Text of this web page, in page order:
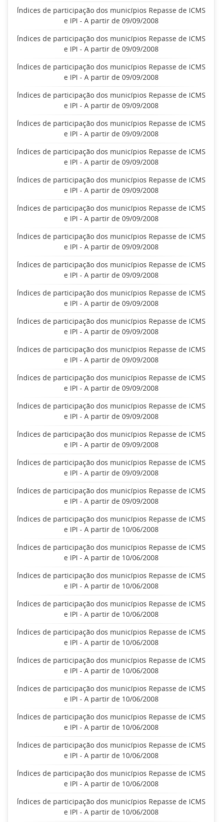
Índices de participação dos municípios Repasse de ICMS
e IPI - A partir de 09/09/2008
Índices de participação dos municípios Repasse de ICMS
e IPI - A partir de 09/09/2008
Índices de participação dos municípios Repasse de ICMS
e IPI - A partir de 09/09/2008
Índices de participação dos municípios Repasse de ICMS
e IPI - A partir de 09/09/2008
Índices de participação dos municípios Repasse de ICMS
e IPI - A partir de 09/09/2008
Índices de participação dos municípios Repasse de ICMS
e IPI - A partir de 09/09/2008
Índices de participação dos municípios Repasse de ICMS
e IPI - A partir de 09/09/2008
Índices de participação dos municípios Repasse de ICMS
e IPI - A partir de 09/09/2008
Índices de participação dos municípios Repasse de ICMS
e IPI - A partir de 09/09/2008
Índices de participação dos municípios Repasse de ICMS
e IPI - A partir de 09/09/2008
Índices de participação dos municípios Repasse de ICMS
e IPI - A partir de 09/09/2008
Índices de participação dos municípios Repasse de ICMS
e IPI - A partir de 09/09/2008
Índices de participação dos municípios Repasse de ICMS
e IPI - A partir de 09/09/2008
Índices de participação dos municípios Repasse de ICMS
e IPI - A partir de 09/09/2008
Índices de participação dos municípios Repasse de ICMS
e IPI - A partir de 09/09/2008
Índices de participação dos municípios Repasse de ICMS
e IPI - A partir de 09/09/2008
Índices de participação dos municípios Repasse de ICMS
e IPI - A partir de 09/09/2008
Índices de participação dos municípios Repasse de ICMS
e IPI - A partir de 09/09/2008
Índices de participação dos municípios Repasse de ICMS
e IPI - A partir de 10/06/2008
Índices de participação dos municípios Repasse de ICMS
e IPI - A partir de 10/06/2008
Índices de participação dos municípios Repasse de ICMS
e IPI - A partir de 10/06/2008
Índices de participação dos municípios Repasse de ICMS
e IPI - A partir de 10/06/2008
Índices de participação dos municípios Repasse de ICMS
e IPI - A partir de 10/06/2008
Índices de participação dos municípios Repasse de ICMS
e IPI - A partir de 10/06/2008
Índices de participação dos municípios Repasse de ICMS
e IPI - A partir de 10/06/2008
Índices de participação dos municípios Repasse de ICMS
e IPI - A partir de 10/06/2008
Índices de participação dos municípios Repasse de ICMS
e IPI - A partir de 10/06/2008
Índices de participação dos municípios Repasse de ICMS
e IPI - A partir de 10/06/2008
Índices de participação dos municípios Repasse de ICMS
e IPI - A partir de 10/06/2008